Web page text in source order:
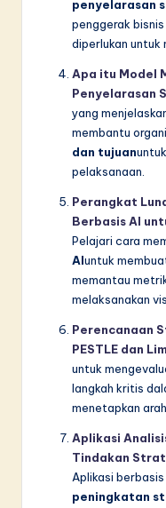
penyelarasan
penggerak
diperlukan untuk
Apa itu Model
Penyelarasan
yang
membantu
dan tujuan
pelaksanaan.
Perangkat
Berbasis AI
Pelajari cara
AIuntuk
memantau
melaksanakan
Perencanaan
PESTLE dan
untuk
langkah kritis
menetapkan
Aplikasi
Tindakan
Aplikasi
peningkatan